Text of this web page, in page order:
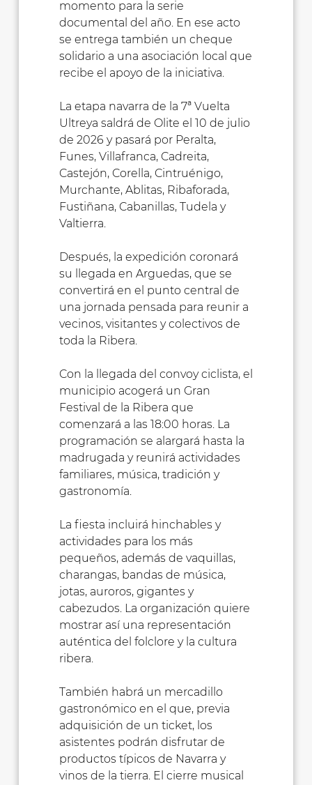
momento para la serie
documental del año. En ese acto
se entrega también un cheque
solidario a una asociación local que
recibe el apoyo de la iniciativa.
La etapa navarra de la 7ª Vuelta
Ultreya saldrá de Olite el 10 de julio
de 2026 y pasará por Peralta,
Funes, Villafranca, Cadreita,
Castejón, Corella, Cintruénigo,
Murchante, Ablitas, Ribaforada,
Fustiñana, Cabanillas, Tudela y
Valtierra.
Después, la expedición coronará
su llegada en Arguedas, que se
convertirá en el punto central de
una jornada pensada para reunir a
vecinos, visitantes y colectivos de
toda la Ribera.
Con la llegada del convoy ciclista, el
municipio acogerá un Gran
Festival de la Ribera que
comenzará a las 18:00 horas. La
programación se alargará hasta la
madrugada y reunirá actividades
familiares, música, tradición y
gastronomía.
La fiesta incluirá hinchables y
actividades para los más
pequeños, además de vaquillas,
charangas, bandas de música,
jotas, auroros, gigantes y
cabezudos. La organización quiere
mostrar así una representación
auténtica del folclore y la cultura
ribera.
También habrá un mercadillo
gastronómico en el que, previa
adquisición de un ticket, los
asistentes podrán disfrutar de
productos típicos de Navarra y
vinos de la tierra. El cierre musical